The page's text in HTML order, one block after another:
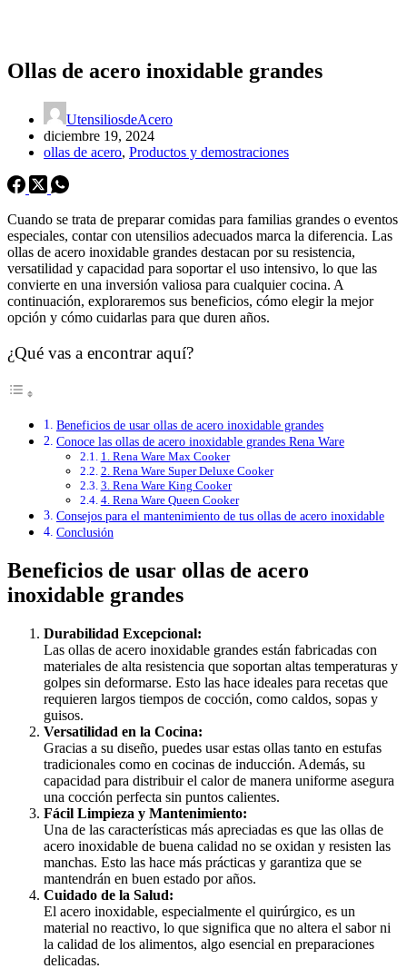
Ollas de acero inoxidable grandes
UtensiliosdeAcero
diciembre 19, 2024
ollas de acero, Productos y demostraciones
Cuando se trata de preparar comidas para familias grandes o eventos
especiales, contar con utensilios adecuados marca la diferencia. Las
ollas de acero inoxidable grandes destacan por su resistencia,
versatilidad y capacidad para soportar el uso intensivo, lo que las
convierte en una inversión valiosa para cualquier cocina. A
continuación, exploraremos sus beneficios, cómo elegir la mejor
opción y cómo cuidarlas para que duren años.
¿Qué vas a encontrar aquí?
Beneficios de usar ollas de acero inoxidable grandes
Conoce las ollas de acero inoxidable grandes Rena Ware
1. Rena Ware Max Cooker
2. Rena Ware Super Deluxe Cooker
3. Rena Ware King Cooker
4. Rena Ware Queen Cooker
Consejos para el mantenimiento de tus ollas de acero inoxidable
Conclusión
Beneficios de usar ollas de acero
inoxidable grandes
Durabilidad Excepcional:
Las ollas de acero inoxidable grandes están fabricadas con
materiales de alta resistencia que soportan altas temperaturas y
golpes sin deformarse. Esto las hace ideales para recetas que
requieren largos tiempos de cocción, como caldos, sopas y
guisos.
Versatilidad en la Cocina:
Gracias a su diseño, puedes usar estas ollas tanto en estufas
tradicionales como en cocinas de inducción. Además, su
capacidad para distribuir el calor de manera uniforme asegura
una cocción perfecta sin puntos calientes.
Fácil Limpieza y Mantenimiento:
Una de las características más apreciadas es que las ollas de
acero inoxidable de buena calidad no se oxidan y resisten las
manchas. Esto las hace más prácticas y garantiza que se
mantendrán en buen estado por años.
Cuidado de la Salud:
El acero inoxidable, especialmente el quirúrgico, es un
material no reactivo, lo que significa que no altera el sabor ni
la calidad de los alimentos, algo esencial en preparaciones
delicadas.